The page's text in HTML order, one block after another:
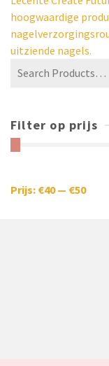
hoogwaardige
uitziende nagels.
Filter op prijs
Prijs: €40— €50